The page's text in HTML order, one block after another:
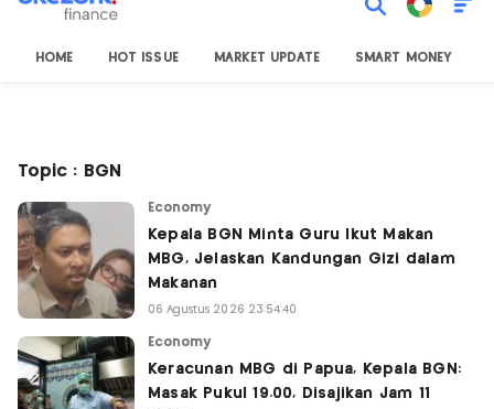
HOME HOT ISSUE MARKET UPDATE SMART MONEY
Topic : BGN
Economy
Kepala BGN Minta Guru Ikut Makan
MBG, Jelaskan Kandungan Gizi dalam
Makanan
06 Agustus 2026 23:54:40
Economy
Keracunan MBG di Papua, Kepala BGN:
Masak Pukul 19.00, Disajikan Jam 11